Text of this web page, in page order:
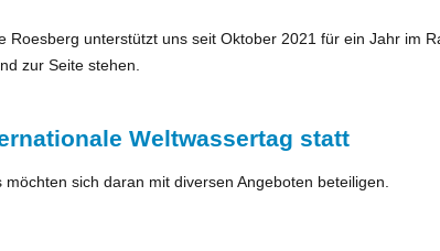
Roesberg unterstützt uns seit Oktober 2021 für ein Jahr im
zur Seite stehen.
Weltwassertag statt
sich daran mit diversen Angeboten beteiligen.